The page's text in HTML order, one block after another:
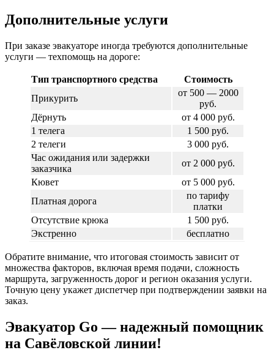
Дополнительные услуги
При заказе эвакуаторе иногда требуются дополнительные
услуги — техпомощь на дороге:
Тип транспортного средства
Стоимость
Прикурить
от 500 — 2000
руб.
Дёрнуть
от 4 000 руб.
1 телега
1 500 руб.
2 телеги
3 000 руб.
Час ожидания или задержки
заказчика
от 2 000 руб.
Кювет
от 5 000 руб.
Платная дорога
по тарифу
платки
Отсутствие крюка
1 500 руб.
Экстренно
бесплатно
Обратите внимание, что итоговая стоимость зависит от
множества факторов, включая время подачи, сложность
маршрута, загруженность дорог и регион оказания услуги.
Точную цену укажет диспетчер при подтверждении заявки на
заказ.
Эвакуатор Go — надежный помощник
на Савёловской линии!